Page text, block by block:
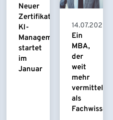
Neuer
Zertifikatskurs
KI-
Management
startet
im
Januar
14.07.2026
Ein
MBA,
der
weit
mehr
vermittelt
als
Fachwissen